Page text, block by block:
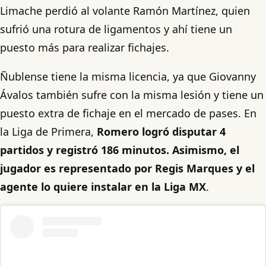
Limache perdió al volante Ramón Martínez, quien
sufrió una rotura de ligamentos y ahí tiene un
puesto más para realizar fichajes.
Ñublense tiene la misma licencia, ya que Giovanny
Ávalos también sufre con la misma lesión y tiene un
puesto extra de fichaje en el mercado de pases. En
la Liga de Primera, Romero logró disputar 4
partidos y registró 186 minutos. Asimismo, el
jugador es representado por Regis Marques y el
agente lo quiere instalar en la Liga MX.